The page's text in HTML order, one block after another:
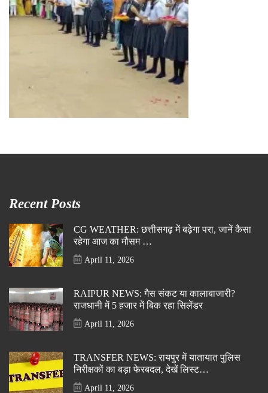
Recent Posts
CG WEATHER: छत्तीसगढ़ में बढ़ेगा परा, जानें कैसा
रहेगा आज का मौसम …
April 11, 2026
RAIPUR NEWS: गैस संकट या कालाबाजारी?
राजधानी में 5 हजार में बिक रहा सिलेंडर
April 11, 2026
TRANSFER NEWS: रायपुर में यातायात पुलिस
निरीक्षकों का बड़ा फेरबदल, देखें लिस्ट…
April 11, 2026